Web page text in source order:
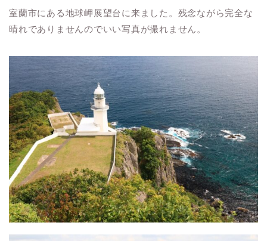
室蘭市にある地球岬展望台に来ました。残念ながら完全な
晴れでありませんのでいい写真が撮れません。